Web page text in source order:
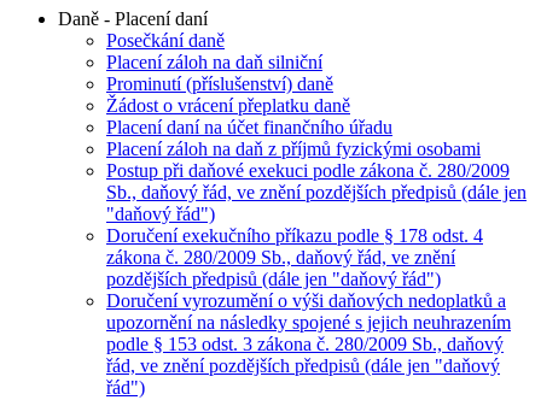
Daně - Placení daní
Posečkání daně
Placení záloh na daň silniční
Prominutí (příslušenství) daně
Žádost o vrácení přeplatku daně
Placení daní na účet finančního úřadu
Placení záloh na daň z příjmů fyzickými osobami
Postup při daňové exekuci podle zákona č. 280/2009
Sb., daňový řád, ve znění pozdějších předpisů (dále jen
"daňový řád")
Doručení exekučního příkazu podle § 178 odst. 4
zákona č. 280/2009 Sb., daňový řád, ve znění
pozdějších předpisů (dále jen "daňový řád")
Doručení vyrozumění o výši daňových nedoplatků a
upozornění na následky spojené s jejich neuhrazením
podle § 153 odst. 3 zákona č. 280/2009 Sb., daňový
řád, ve znění pozdějších předpisů (dále jen "daňový
řád")